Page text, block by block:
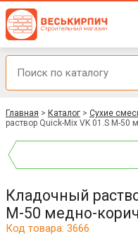
Главная > Каталог > Сухие
раствор Quick-Mix VK 01.S М-50
Кладочный
М-50 медно-
Код товара: 3666